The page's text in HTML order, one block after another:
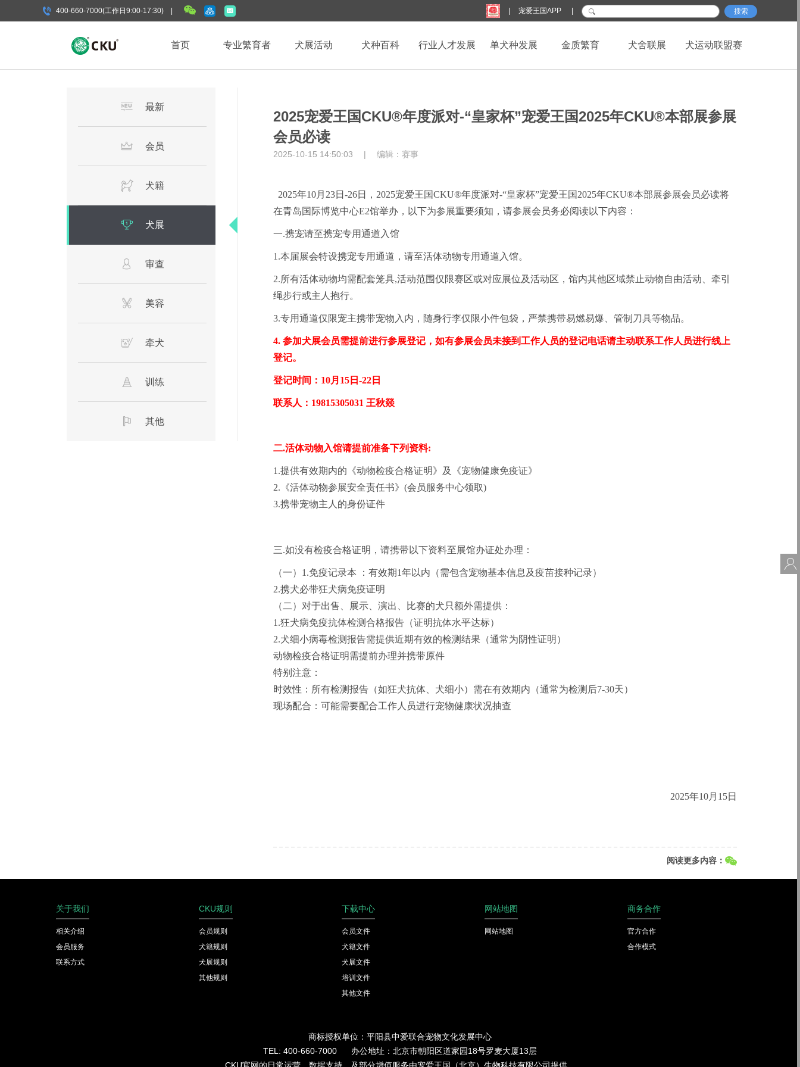
400-660-7000(工作日9:00-17:30) | 宠爱王国APP 搜索
首页 专业繁育者 犬展活动 犬种百科 行业人才发展 单犬种发展 金质繁育 犬舍联展 犬运动联盟赛
最新
会员
犬籍
犬展
审查
美容
牵犬
训练
其他
2025宠爱王国CKU®年度派对-“皇家杯”宠爱王国2025年CKU®本部展参展
会员必读
2025-10-15 14:50:03 | 编辑： 赛事
2025年10月 23日 -26日， 2025宠爱王国CKU®年度派对-“皇家杯”宠爱王国2025年CKU®本部展参展会员必读将
在青岛国际博览中心E2馆举办，以下为参展重要须知，请参展会员务必阅读以下内容：
一.携宠请至携宠专用通道入馆
1.本届展会特设携宠专用通道，请至活体动物专用通道入馆。
2.所有活体动物均需配套笼具,活动范围仅限赛区或对应展位及活动区，馆内其他区域禁止动物自由活动、牵引
绳步行或主人抱行。
3.专用通道仅限宠主携带宠物入内，随身行李仅限小件包袋，严禁携带易燃易爆、管制刀具等物品。
4. 参加犬展会员需提前进行参展登记，如有参展会员未接到工作人员的登记电话请主动联系工作人员进行线上
登记。
登记时间： 10月15日-22日
联系人： 19815305031 王秋燚
二.活体动物入馆请提前准备下列资料:
1.提供有效期内的《动物检疫合格证明》及《宠物健康免疫证》
2.《活体动物参展安全责任书》(会员服务中心领取)
3.携带宠物主人的身份证件
三.如没有检疫合格证明，请携带以下资料至展馆办证处办理：
（一） 1.免疫记录本 ：有效期1年以内（需包含宠物基本信息及疫苗接种记录）
2.携犬必带狂犬病免疫证明
（二）对于出售、展示、演出、比赛的犬只额外需提供：
1.狂犬病免疫抗体检测合格报告（证明抗体水平达标）
2.犬细小病毒检测报告需提供近期有效的检测结果（通常为阴性证明）
动物检疫合格证明需提前办理并携带原件
特别注意：
时效性：所有检测报告（如狂犬抗体、犬细小）需在有效期内（通常为检测后7-30天）
现场配合：可能需要配合工作人员进行宠物健康状况抽查
2025年10月15日
阅读更多内容：
关于我们
相关介绍
会员服务
联系方式
CKU规则
会员规则
犬籍规则
犬展规则
其他规则
下载中心
会员文件
犬籍文件
犬展文件
培训文件
其他文件
网站地图
网站地图
商务合作
官方合作
合作模式
商标授权单位：平阳县中爱联合宠物文化发展中心
TEL: 400-660-7000 办公地址：北京市朝阳区道家园18号罗麦大厦13层